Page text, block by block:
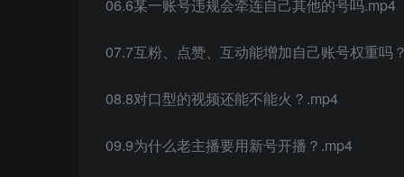
06.6某一账号违规会牵连自己其他的号吗.mp4
07.7互粉、点赞、互动能增加自己账号权重吗
08.8对口型的视频还能不能火？.mp4
09.9为什么老主播要用新号开播？.mp4